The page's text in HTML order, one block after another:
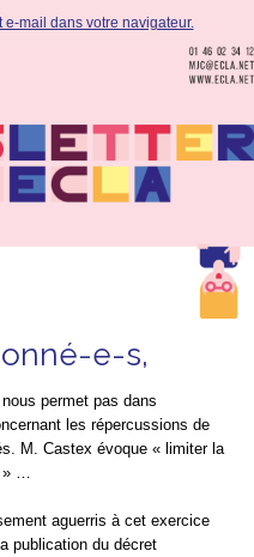
e-mail dans votre navigateur.
e-s,
permet pas dans
les répercussions de
M. Castex évoque « limiter la
…
aguerris à cet exercice
publication du décret